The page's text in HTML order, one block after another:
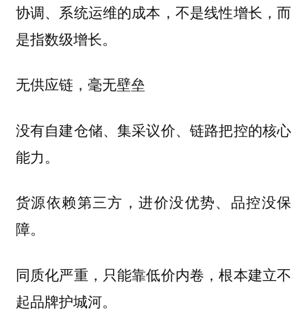
协调、系统运维的成本，不是线性增长，而
是指数级增长。
无供应链，毫无壁垒
没有自建仓储、集采议价、链路把控的核心
能力。
货源依赖第三方，进价没优势、品控没保
障。
同质化严重，只能靠低价内卷，根本建立不
起品牌护城河。